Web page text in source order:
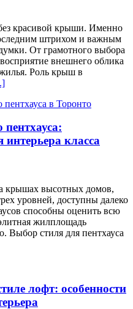
красивой крыши. Именно
штрихом и важным
От грамотного выбора
внешнего облика
Роль крыш в
пентхауса:
интерьера класса
крышах высотных домов,
уровней, доступны далеко
способны оценить всю
жилплощадь
Выбор стиля для пентхауса
лофт: особенности